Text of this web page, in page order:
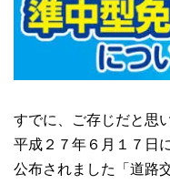
すでに、ご存じだと思
平成２７年６月１７日
公布されました「道路